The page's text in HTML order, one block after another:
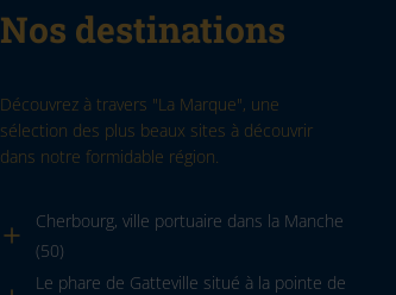
Nos destinations
Découvrez à travers "La Marque", une
sélection des plus beaux sites à découvrir
dans notre formidable région.
Cherbourg, ville portuaire dans la Manche
(50)
Le phare de Gatteville situé à la pointe de